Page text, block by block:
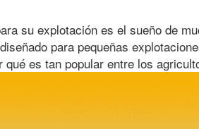
su explotación es el sueño de
para pequeñas
es tan popular entre los